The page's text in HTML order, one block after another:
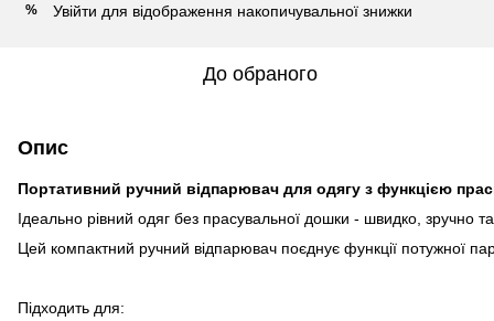
% Увійти для відображення накопичувальної знижки
До обраного
Опис
Портативний ручний відпарювач для одягу з функцією
Ідеально рівний одяг без прасувальної дошки - швидко, зручно
Цей компактний ручний відпарювач поєднує функції потужної
Підходить для: